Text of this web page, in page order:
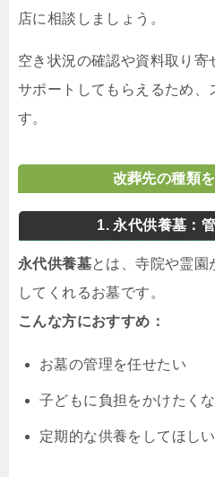
店に相談しましょう。
空き状況の確認や資料取り
サポートしてもらえるため、
す。
改葬先の種類
1. 永代供養墓：
永代供養墓とは、寺院や霊園
してくれるお墓です。
こんな方におすすめ：
お墓の管理を任せたい
子どもに負担をかけたく
定期的な供養をしてほしい